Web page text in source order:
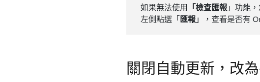
如果無法使用 「檢查匯報」功能，
左側點選「匯報」，查看是否有
關閉自動更新，改